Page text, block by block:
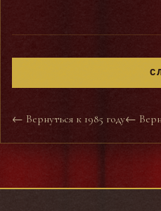
← Вернуться к 1985 году←